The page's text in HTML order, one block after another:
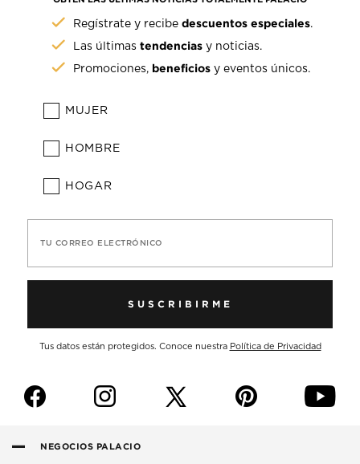
Regístrate y recibedescuentos especiales.
Las últimastendencias y noticias.
Promociones, beneficios y eventos únicos.
MUJER
HOMBRE
HOGAR
TU CORREO ELECTRÓNICO
SUSCRIBIRME
Tus datos están protegidos. Conoce nuestra Política de Privacidad
f i p y
NEGOCIOS PALACIO